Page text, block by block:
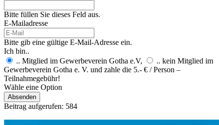
Bitte füllen Sie dieses Feld aus.
E-Mailadresse
Bitte gib eine gültige E-Mail-Adresse ein.
Ich bin..
.. Mitglied im Gewerbeverein Gotha e.V,
.. kein Mitglied im
Gewerbeverein Gotha e. V. und zahle die 5.- € / Person –
Teilnahmegebühr!
Wähle eine Option
Absenden
Beitrag aufgerufen: 584